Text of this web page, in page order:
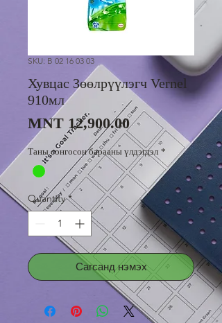
SKU: B 02 16 03 03
Хувцас Зөөлрүүлэгч Vernel
910мл
MNT 12,900.00Price
Таны сонгосон барааны үлдэгдэл *
Quantity *
Сагсанд нэмэх